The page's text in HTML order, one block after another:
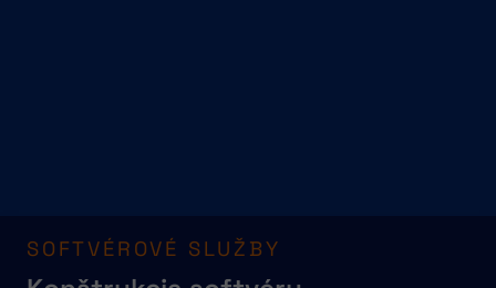
SOFTVÉROVÉ SLUŽBY